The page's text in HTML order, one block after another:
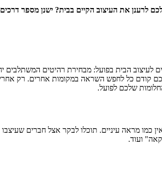
לרענן את העיצוב הקיים בבית? ישנן מספר
לעיצוב הבית בפועל: מבחירת רהיטים
קודם כל לחפש השראה במקומות אחרים. רק אחרי
שלכם לפועל.
אין כמו מראה עיניים. תוכלו לבקר אצל חברים
ועוד.